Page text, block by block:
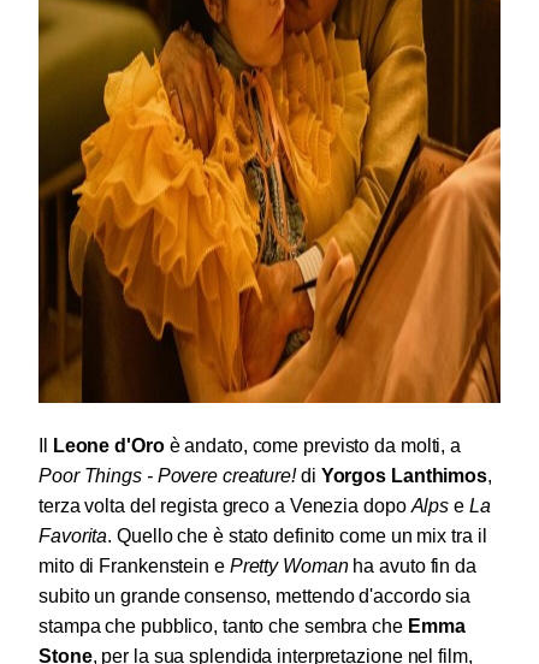
Leone d'Oroè andato, come previsto da molti, a
Poor Things - Povere creature!di Yorgos Lanthimos,
terza volta del regista greco a Venezia dopoAlps e La
Favorita. Quello che è stato definito come un mix tra il
mito di Frankenstein e Pretty Womanha avuto fin da
subito un grande consenso, mettendo d'accordo sia
stampa che pubblico, tanto che sembra che Emma
Stone, per la sua splendida interpretazione nel film,